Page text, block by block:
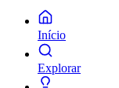
Início
Explorar